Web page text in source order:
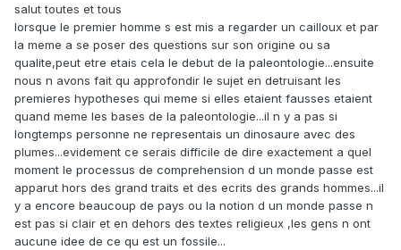
salut toutes et tous
lorsque le premier homme s est mis a regarder un cailloux et par
la meme a se poser des questions sur son origine ou sa
qualite,peut etre etais cela le debut de la paleontologie...ensuite
nous n avons fait qu approfondir le sujet en detruisant les
premieres hypotheses qui meme si elles etaient fausses etaient
quand meme les bases de la paleontologie...il n y a pas si
longtemps personne ne representais un dinosaure avec des
plumes...evidement ce serais difficile de dire exactement a quel
moment le processus de comprehension d un monde passe est
apparut hors des grand traits et des ecrits des grands hommes...il
y a encore beaucoup de pays ou la notion d un monde passe n
est pas si clair et en dehors des textes religieux ,les gens n ont
aucune idee de ce qu est un fossile...